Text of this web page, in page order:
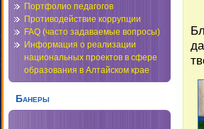
Портфолио педагогов
Противодействие коррупции
FAQ (часто задаваемые вопросы)
Информация о реализации
национальных проектов в сфере
образования в Алтайском крае
Банеры